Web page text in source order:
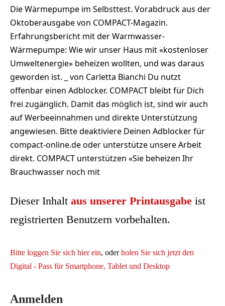
Die Wärmepumpe im Selbsttest. Vorabdruck aus der
Oktoberausgabe von COMPACT-Magazin.
Erfahrungsbericht mit der Warmwasser-
Wärmepumpe: Wie wir unser Haus mit «kostenloser
Umweltenergie» beheizen wollten, und was daraus
geworden ist. _ von Carletta Bianchi Du nutzt
offenbar einen Adblocker. COMPACT bleibt für Dich
frei zugänglich. Damit das möglich ist, sind wir auch
auf Werbeeinnahmen und direkte Unterstützung
angewiesen. Bitte deaktiviere Deinen Adblocker für
compact-online.de oder unterstütze unsere Arbeit
direkt. COMPACT unterstützen «Sie beheizen Ihr
Brauchwasser noch mit
Dieser Inhalt aus unserer Printausgabe ist
registrierten Benutzern vorbehalten.
Bitte loggen Sie sich hier ein, oderholen Sie sich jetzt den
Digital - Pass für Smartphone, Tablet und Desktop
Anmelden